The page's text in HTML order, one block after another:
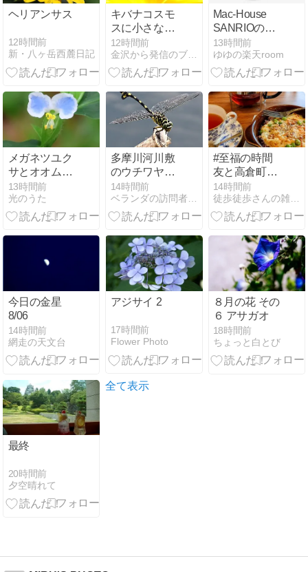
ヘリアンサス
12時間前
新・八ヶ岳西麓日記
キバナコスモ
スに小さな蜂
シラヒゲハエ
トリグモ セン
ニチコウ
12時間前
金沢から発信のブログ kanazawa712
Mac-House
SANRIOのキ
ャップ
13時間前
ゆゆの楽天room
メガネツユク
サとオオムラ
サキツユクサ
13時間前
光のうた
多摩川河川敷
のウチワヤン
マ トンボ 209
14時間前
ベランダの訪問者たち
#至福の時間
友と高倉町珈
琲 & #ハムの
日 #
14時間前
今日の金星
8/06
14時間前
網走の天文台
アジサイ 2
17時間前
Flower Photo
８月の花 その
６ アサガオ
18時間前
ちょっと白とび
最終
20時間前
夕空晴れて
全て表示